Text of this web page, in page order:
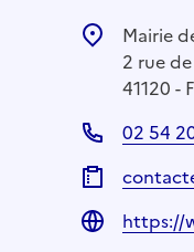
Mairie
2 rue
41120 -
02 54
https://